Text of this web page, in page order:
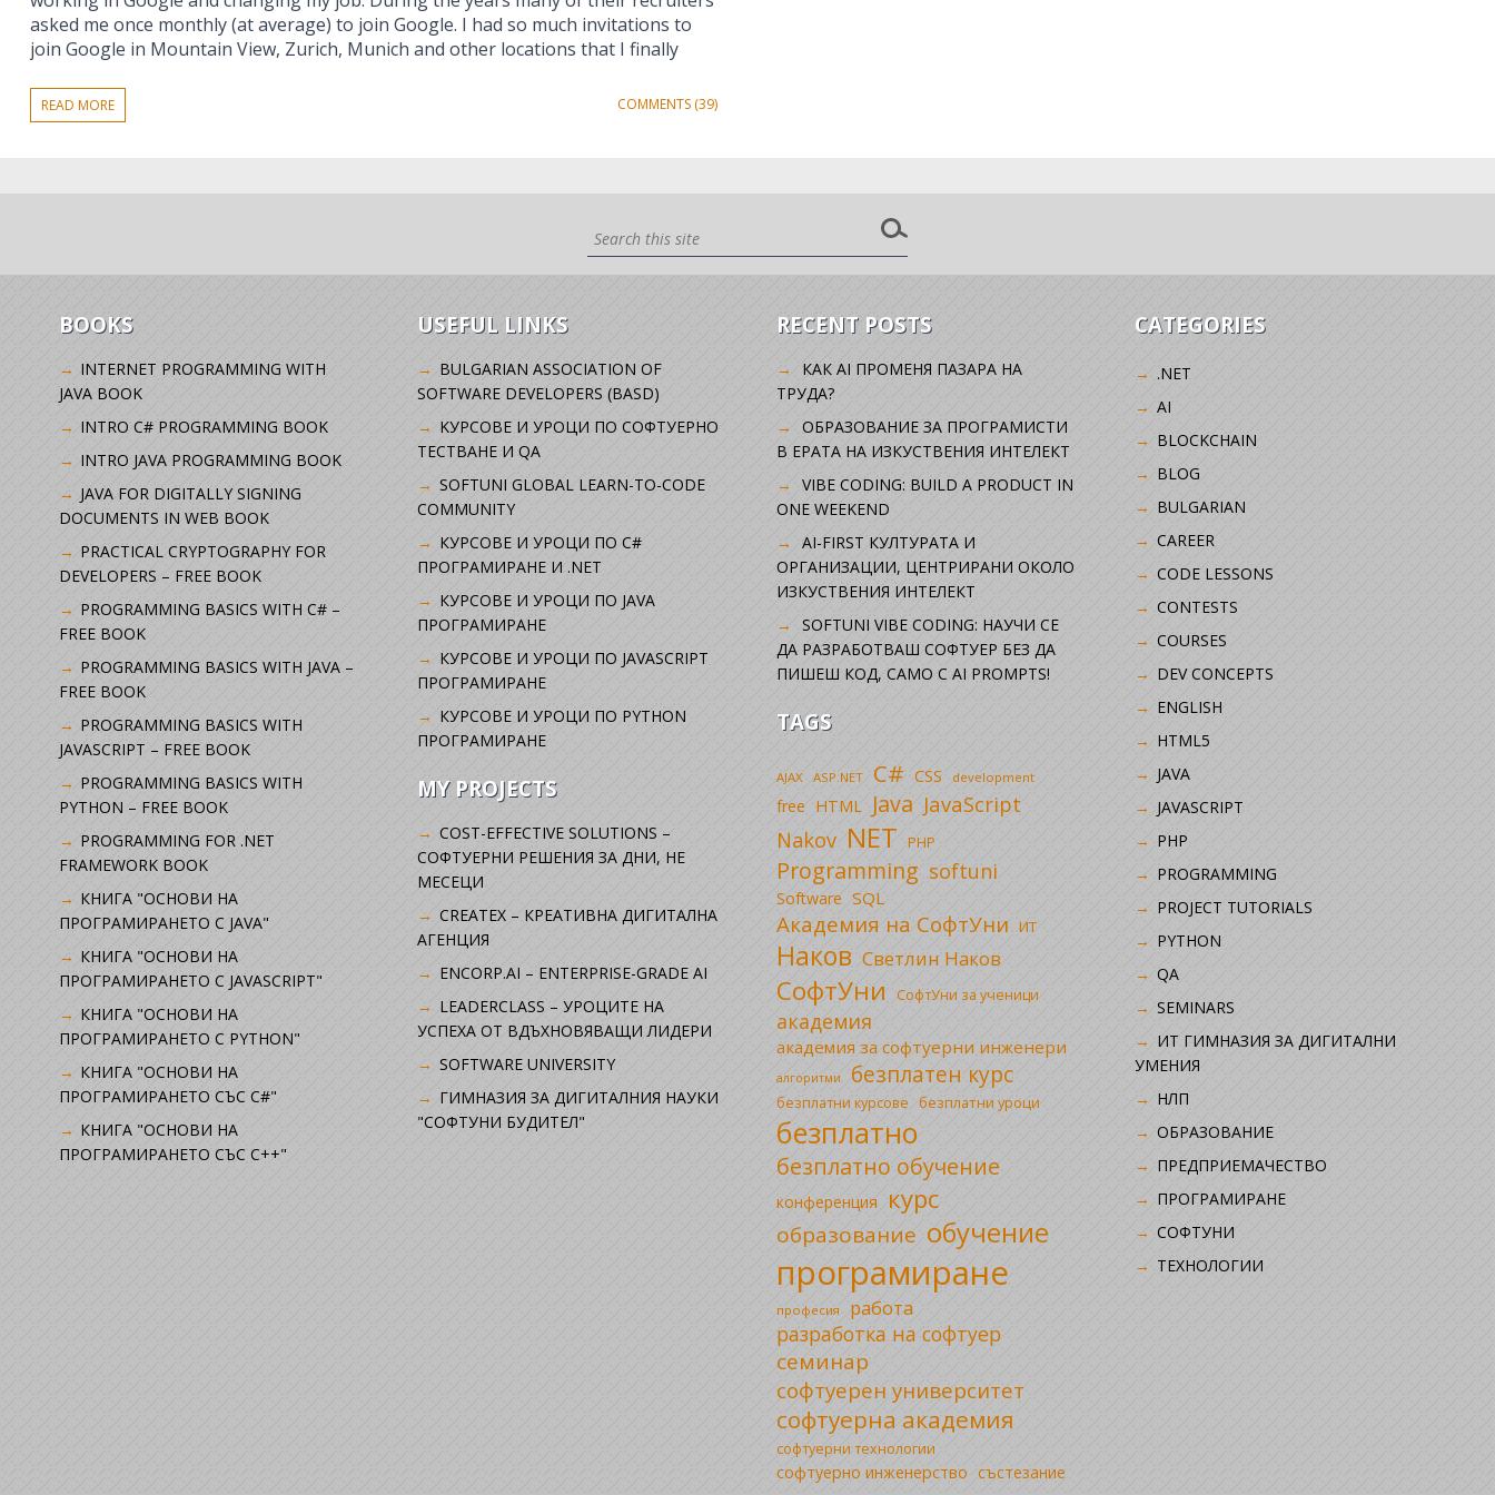
asked me once monthly (at average) to join Google. I had so much invitations to
join Google in Mountain View, Zurich, Munich and other locations that I finally
READ MORE COMMENTS (39)
BOOKS
INTERNET PROGRAMMING WITH
JAVA BOOK
INTRO C# PROGRAMMING BOOK
INTRO JAVA PROGRAMMING BOOK
JAVA FOR DIGITALLY SIGNING
DOCUMENTS IN WEB BOOK
PRACTICAL CRYPTOGRAPHY FOR
DEVELOPERS – FREE BOOK
PROGRAMMING BASICS WITH C# –
FREE BOOK
PROGRAMMING BASICS WITH JAVA –
FREE BOOK
PROGRAMMING BASICS WITH
JAVASCRIPT – FREE BOOK
PROGRAMMING BASICS WITH
PYTHON – FREE BOOK
PROGRAMMING FOR .NET
FRAMEWORK BOOK
КНИГА "ОСНОВИ НА
ПРОГРАМИРАНЕТО С JAVA"
КНИГА "ОСНОВИ НА
ПРОГРАМИРАНЕТО С JAVASCRIPT"
КНИГА "ОСНОВИ НА
ПРОГРАМИРАНЕТО С PYTHON"
КНИГА "ОСНОВИ НА
ПРОГРАМИРАНЕТО СЪС C#"
КНИГА "ОСНОВИ НА
ПРОГРАМИРАНЕТО СЪС C++"
USEFUL LINKS
BULGARIAN ASSOCIATION OF
SOFTWARE DEVELOPERS (BASD)
KУРСОВЕ И УРОЦИ ПО СОФТУЕРНО
ТЕСТВАНЕ И QA
SOFTUNI GLOBAL LEARN-TO-CODE
COMMUNITY
КУРСОВЕ И УРОЦИ ПО C#
ПРОГРАМИРАНЕ И .NET
КУРСОВЕ И УРОЦИ ПО JAVA
ПРОГРАМИРАНЕ
КУРСОВЕ И УРОЦИ ПО JAVASCRIPT
ПРОГРАМИРАНЕ
КУРСОВЕ И УРОЦИ ПО PYTHON
ПРОГРАМИРАНЕ
MY PROJECTS
COST-EFFECTIVE SOLUTIONS –
СОФТУЕРНИ РЕШЕНИЯ ЗА ДНИ, НЕ
МЕСЕЦИ
CREATEX – КРЕАТИВНА ДИГИТАЛНА
АГЕНЦИЯ
ENCORP.AI – ENTERPRISE-GRADE AI
LEADERCLASS – УРОЦИТЕ НА
УСПЕХА ОТ ВДЪХНОВЯВАЩИ ЛИДЕРИ
SOFTWARE UNIVERSITY
ГИМНАЗИЯ ЗА ДИГИТАЛНИЯ НАУКИ
"СОФТУНИ БУДИТЕЛ"
RECENT POSTS
КАК AI ПРОМЕНЯ ПАЗАРА НА
ТРУДА?
ОБРАЗОВАНИЕ ЗА ПРОГРАМИСТИ
В ЕРАТА НА ИЗКУСТВЕНИЯ ИНТЕЛЕКТ
VIBE CODING: BUILD A PRODUCT IN
ONE WEEKEND
AI-FIRST КУЛТУРАТА И
ОРГАНИЗАЦИИ, ЦЕНТРИРАНИ ОКОЛО
ИЗКУСТВЕНИЯ ИНТЕЛЕКТ
SOFTUNI VIBE CODING: НАУЧИ СЕ
ДА РАЗРАБОТВАШ СОФТУЕР БЕЗ ДА
ПИШЕШ КОД, САМО С AI PROMPTS!
TAGS
AJAX ASP.NET C# CSS development
free HTML Java JavaScript
Nakov NET PHP
Programming softuni
Software SQL
Академия на СофтУни ИТ
Наков Светлин Наков
СофтУни СофтУни за ученици
академия
академия за софтуерни инженери
алгоритми безплатен курс
безплатни курсове безплатни уроци
безплатно
безплатно обучение
конференция курс
образование обучение
програмиране
професия работа
разработка на софтуер
семинар
софтуерен университет
софтуерна академия
софтуерни технологии
софтуерно инженерство състезание
CATEGORIES
.NET
AI
BLOCKCHAIN
BLOG
BULGARIAN
CAREER
CODE LESSONS
CONTESTS
COURSES
DEV CONCEPTS
ENGLISH
HTML5
JAVA
JAVASCRIPT
PHP
PROGRAMMING
PROJECT TUTORIALS
PYTHON
QA
SEMINARS
ИТ ГИМНАЗИЯ ЗА ДИГИТАЛНИ
УМЕНИЯ
НЛП
ОБРАЗОВАНИЕ
ПРЕДПРИЕМАЧЕСТВО
ПРОГРАМИРАНЕ
СОФТУНИ
ТЕХНОЛОГИИ